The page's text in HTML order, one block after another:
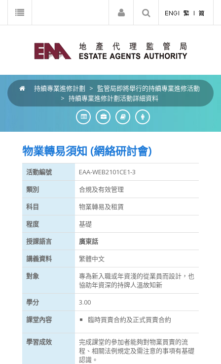
持續專業進修計劃 > 監管局即將舉行的持續專業進修活動
> 持續專業進修計劃活動詳細資料
物業轉易須知 (網絡研討會)
活動編號
EAA-WEB2101CE1-3
類別
合規及有效管理
科目
物業轉易及租賃
程度
基礎
授課語言
廣東話
講義資料
繁體中文
對象
專為新入職或年資淺的從業員而設計，也
協助年資深的持牌人溫故知新
學分
3.00
課堂內容
臨時買賣合約及正式買賣合約
學習成效
完成課堂的參加者能夠對物業買賣的流
程、相關法例規定及需注意的事項有基礎
認識。